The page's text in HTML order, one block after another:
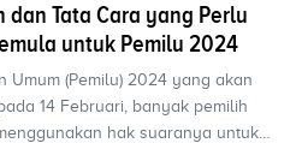
dan Tata Cara yang Perlu
untuk Pemilu 2024
Umum (Pemilu) 2024 yang akan
14 Februari, banyak pemilih
hak suaranya untuk